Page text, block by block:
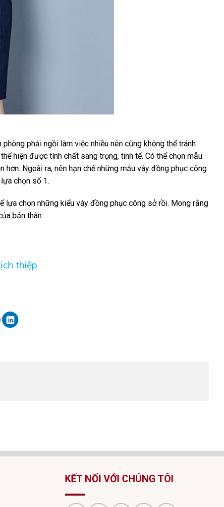
phải ngồi làm việc nhiều nên cũng không thể tránh
hiện được tính chất sang trọng, tinh tế. Có thể chọn mẫu
Ngoài ra, nên hạn chế những mẫu váy đồng phục công
chọn số 1.
lựa chọn những kiểu váy đồng phục công sở rồi. Mong rằng
bản thân.
thiệp
KẾT NỐI VỚI CHÚNG TÔI